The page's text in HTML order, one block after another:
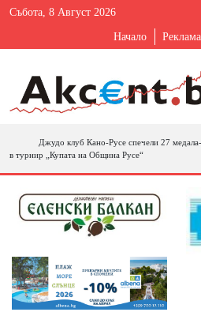
Събота, 8 Август 2026
Начало Реклама
Джудо клуб Кано-Русе спечели 27
в турнир „Купата на Община Русе“